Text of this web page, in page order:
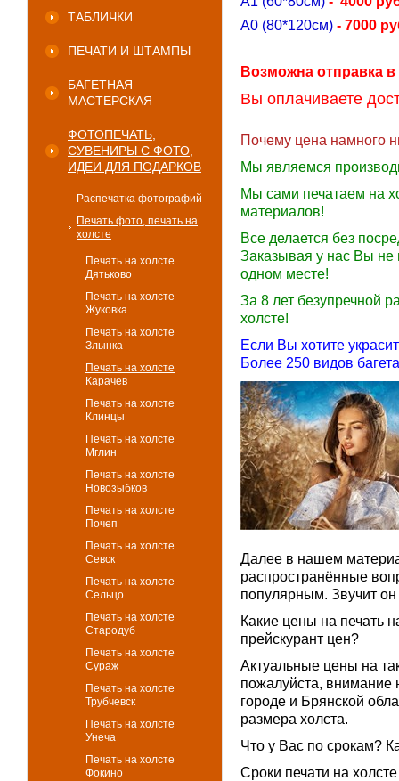
ТАБЛИЧКИ
ПЕЧАТИ И ШТАМПЫ
БАГЕТНАЯ
МАСТЕРСКАЯ
ФОТОПЕЧАТЬ,
СУВЕНИРЫ С ФОТО,
ИДЕИ ДЛЯ ПОДАРКОВ
Распечатка фотографий
Печать фото, печать на
холсте
Печать на холсте
Дятьково
Печать на холсте
Жуковка
Печать на холсте
Злынка
Печать на холсте
Карачев
Печать на холсте
Клинцы
Печать на холсте
Мглин
Печать на холсте
Новозыбков
Печать на холсте
Почеп
Печать на холсте
Севск
Печать на холсте
Сельцо
Печать на холсте
Стародуб
Печать на холсте
Сураж
Печать на холсте
Трубчевск
Печать на холсте
Унеча
Печать на холсте
Фокино
А0 (80*120см) - 7000
Возможна отправка
Вы оплачиваете
Почему цена намного
Мы являемся
Мы сами печатаем на
материалов!
Все делается без
Заказывая у нас Вы не
одном месте!
За 8 лет безупречной
холсте!
Если Вы хотите
Более 250 видов
Далее в нашем
распространённые
популярным. Звучит он
Какие цены на печать
прейскурант цен?
Актуальные цены на
пожалуйста, внимание
городе и Брянской
размера холста.
Что у Вас по срокам?
Сроки печати на